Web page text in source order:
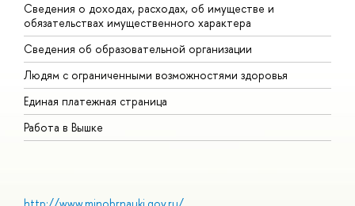
Сведения о доходах, расходах, об имуществе и
обязательствах имущественного характера
Сведения об образовательной организации
Людям с ограниченными возможностями здоровья
Единая платежная страница
Работа в Вышке